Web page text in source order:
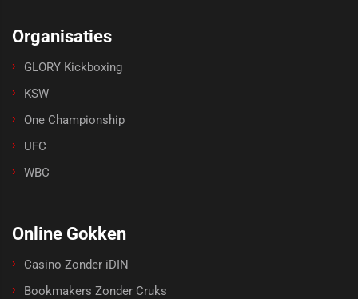
Organisaties
GLORY Kickboxing
KSW
One Championship
UFC
WBC
Online Gokken
Casino Zonder iDIN
Bookmakers Zonder Cruks